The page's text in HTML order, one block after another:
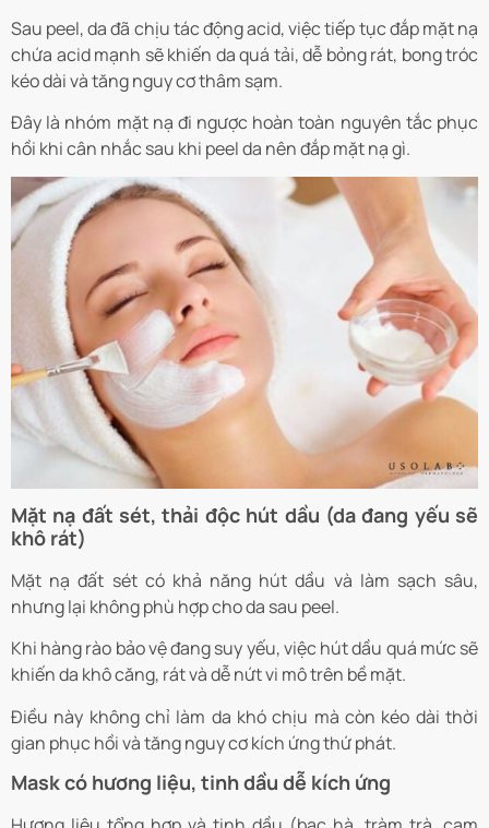
Sau peel, da đã chịu tác động acid, việc tiếp tục đắp mặt nạ
chứa acid mạnh sẽ khiến da quá tải, dễ bỏng rát, bong tróc
kéo dài và tăng nguy cơ thâm sạm.
Đây là nhóm mặt nạ đi ngược hoàn toàn nguyên tắc phục
hồi khi cân nhắc sau khi peel da nên đắp mặt nạ gì.
Mặt nạ đất sét, thải độc hút dầu (da đang yếu sẽ
khô rát)
Mặt nạ đất sét có khả năng hút dầu và làm sạch sâu,
nhưng lại không phù hợp cho da sau peel.
Khi hàng rào bảo vệ đang suy yếu, việc hút dầu quá mức sẽ
khiến da khô căng, rát và dễ nứt vi mô trên bề mặt.
Điều này không chỉ làm da khó chịu mà còn kéo dài thời
gian phục hồi và tăng nguy cơ kích ứng thứ phát.
Mask có hương liệu, tinh dầu dễ kích ứng